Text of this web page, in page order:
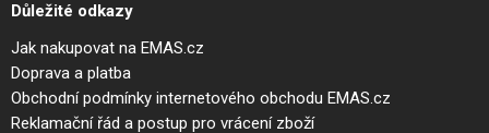
Důležité odkazy
Jak nakupovat na EMAS.cz
Doprava a platba
Obchodní podmínky internetového obchodu EMAS.cz
Reklamační řád a postup pro vrácení zboží